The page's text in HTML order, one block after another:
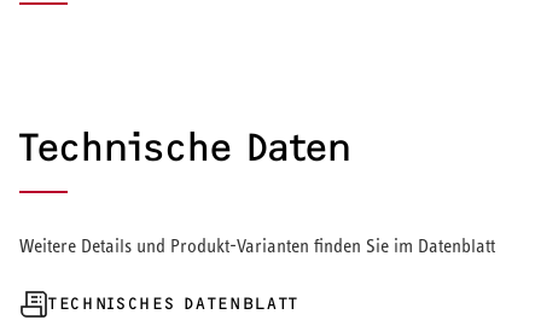
Technische Daten
Weitere Details und Produkt-Varianten finden Sie im Datenblatt
TECHNISCHES DATENBLATT